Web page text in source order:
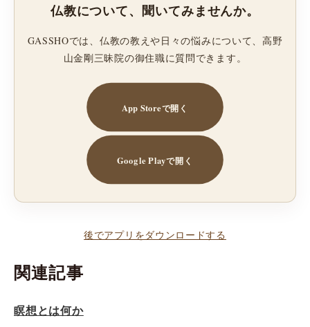
仏教について、聞いてみませんか。
GASSHOでは、仏教の教えや日々の悩みについて、高野
山金剛三昧院の御住職に質問できます。
App Storeで開く
Google Playで開く
後でアプリをダウンロードする
関連記事
瞑想とは何か